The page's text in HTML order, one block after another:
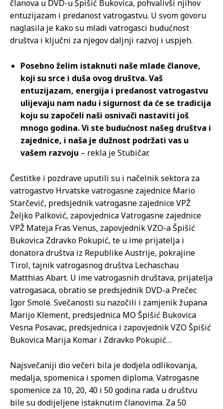
članova u DVD-u Špišić Bukovica, pohvalivši njihov
entuzijazam i predanost vatrogastvu. U svom govoru
naglasila je kako su mladi vatrogasci budućnost
društva i ključni za njegov daljnji razvoj i uspjeh.
Posebno želim istaknuti naše mlade članove,
koji su srce i duša ovog društva. Vaš
entuzijazam, energija i predanost vatrogastvu
ulijevaju nam nadu i sigurnost da će se tradicija
koju su započeli naši osnivači nastaviti još
mnogo godina. Vi ste budućnost našeg društva i
zajednice, i naša je dužnost podržati vas u
vašem razvoju – rekla je Stubičar.
Čestitke i pozdrave uputili su i načelnik sektora za
vatrogastvo Hrvatske vatrogasne zajednice Mario
Starčević, predsjednik vatrogasne zajednice VPŽ
Željko Palković, zapovjednica Vatrogasne zajednice
VPŽ Mateja Fras Venus, zapovjednik VZO-a Špišić
Bukovica Zdravko Pokupić, te u ime prijatelja i
donatora društva iz Republike Austrije, pokrajine
Tirol, tajnik vatrogasnog društva Lechaschau
Matthias Abart. U ime vatrogasnih društava, prijatelja
vatrogasaca, obratio se predsjednik DVD-a Prečec
Igor Smole. Svečanosti su nazočili i zamjenik župana
Marijo Klement, predsjednica MO Špišić Bukovica
Vesna Posavac, predsjednica i zapovjednik VZO Špišić
Bukovica Marija Komar i Zdravko Pokupić…
Najsvečaniji dio večeri bila je dodjela odlikovanja,
medalja, spomenica i spomen diploma. Vatrogasne
spomenice za 10, 20, 40 i 50 godina rada u društvu
bile su dodijeljene istaknutim članovima. Za 50